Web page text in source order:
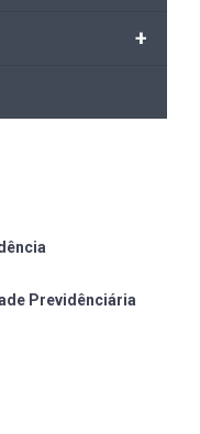
+
Previdênciária